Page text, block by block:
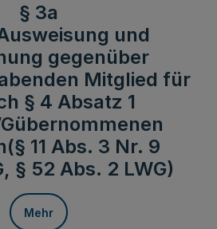
§ 3a
und
gegenüber
Mitglied für
§ 4 Absatz 1
11 Abs. 3 Nr. 9
§ 52 Abs. 2 LWG)
Mehr